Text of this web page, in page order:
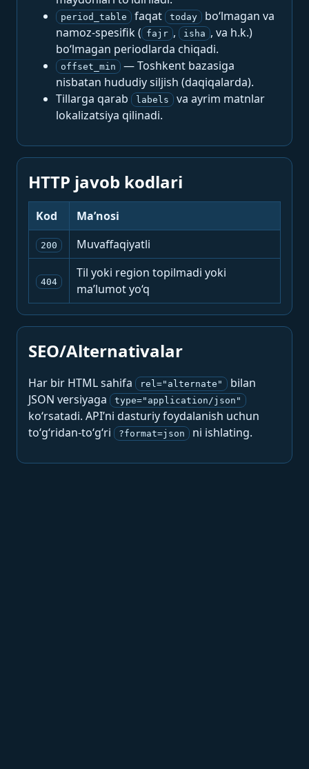
period_table faqat today
bo‘lmagan va
namoz-spesifik ( fajr , isha , va h.k.)
bo‘lmagan periodlarda chiqadi.
offset_min
— Toshkent bazasiga
nisbatan hududiy siljish (daqiqalarda).
Tillarga qarab
labels
va ayrim matnlar
lokalizatsiya qilinadi.
HTTP javob kodlari
Kod Ma’nosi
200 Muvaffaqiyatli
404
Til yoki region topilmadi yoki
ma’lumot yo‘q
SEO/Alternativalar
Har bir HTML sahifa rel="alternate"
bilan
JSON versiyaga
type="application/json"
ko‘rsatadi. API’ni dasturiy foydalanish uchun
to‘g‘ridan-to‘g‘ri
?format=json ni ishlating.